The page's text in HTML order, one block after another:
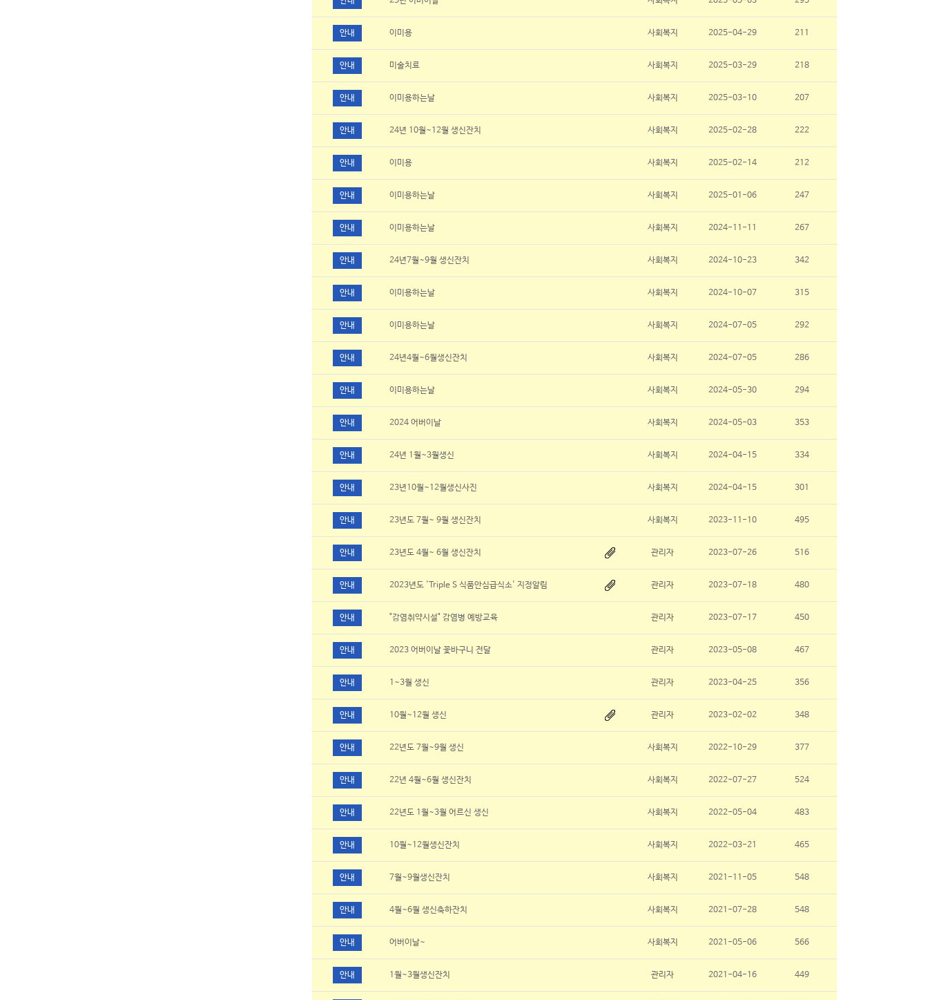
안내 이미용 사회복지 2025-04-29 211
안내 미술치료 사회복지 2025-03-29 218
안내 이미용하는날 사회복지 2025-03-10 207
안내 24년 10월~12월 생신잔치 사회복지 2025-02-28 222
안내 이미용 사회복지 2025-02-14 212
안내 이미용하는날 사회복지 2025-01-06 247
안내 이미용하는날 사회복지 2024-11-11 267
안내 24년7월~9월 생신잔치 사회복지 2024-10-23 342
안내 이미용하는날 사회복지 2024-10-07 315
안내 이미용하는날 사회복지 2024-07-05 292
안내 24년4월~6월생신잔치 사회복지 2024-07-05 286
안내 이미용하는날 사회복지 2024-05-30 294
안내 2024 어버이날 사회복지 2024-05-03 353
안내 24년 1월~3월생신 사회복지 2024-04-15 334
안내 23년10월~12월생신사진 사회복지 2024-04-15 301
안내 23년도 7월~ 9월 생신잔치 사회복지 2023-11-10 495
안내 23년도 4월~ 6월 생신잔치 관리자 2023-07-26 516
안내 2023년도 'Triple S 식품안심급식소' 지정알림 관리자 2023-07-18 480
안내 "감염취약시설" 감염병 예방교육 관리자 2023-07-17 450
안내 2023 어버이날 꽃바구니 전달 관리자 2023-05-08 467
안내 1~3월 생신 관리자 2023-04-25 356
안내 10월~12월 생신 관리자 2023-02-02 348
안내 22년도 7월~9월 생신 사회복지 2022-10-29 377
안내 22년 4월~6월 생신잔치 사회복지 2022-07-27 524
안내 22년도 1월~3월 어르신 생신 사회복지 2022-05-04 483
안내 10월~12월생신잔치 사회복지 2022-03-21 465
안내 7월~9월생신잔치 사회복지 2021-11-05 548
안내 4월~6월 생신축하잔치 사회복지 2021-07-28 548
안내 어버이날~ 사회복지 2021-05-06 566
안내 1월~3월생신잔치 관리자 2021-04-16 449